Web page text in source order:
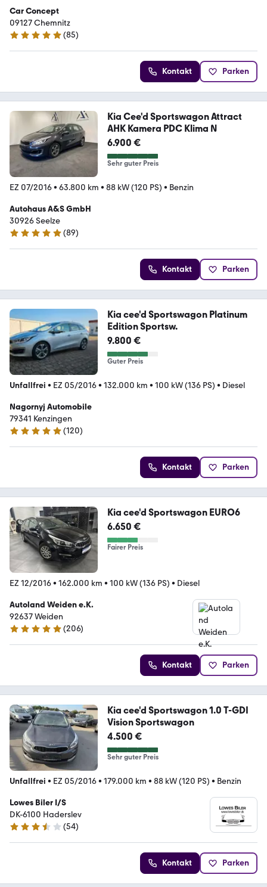
Car Concept
09127 Chemnitz
5 Sterne
(85)
Kontakt Parken
Kia Cee'd Sportswagon Attract
AHK Kamera PDC Klima N
6.900 €
Sehr guter Preis
EZ 07/2016• 63.800 km • 88 kW (120 PS) • Benzin
Autohaus A&S GmbH
30926 Seelze
4.8 Sterne
(89)
Kontakt Parken
Kia cee'd Sportswagon Platinum
Edition Sportsw.
9.800 €
Guter Preis
Unfallfrei • EZ 05/2016• 132.000 km • 100 kW (136 PS) • Diesel
Nagornyj Automobile
79341 Kenzingen
5 Sterne
(120)
Kontakt Parken
Kia cee'd Sportswagon EURO6
6.650 €
Fairer Preis
EZ 12/2016• 162.000 km • 100 kW (136 PS) • Diesel
Autoland Weiden e.K.
92637 Weiden
4.8 Sterne
(206)
Kontakt Parken
Kia cee'd Sportswagon 1.0 T-GDI
Vision Sportswagon
4.500 €
Sehr guter Preis
Unfallfrei • EZ 05/2016• 179.000 km • 88 kW (120 PS) • Benzin
Lowes Biler I/S
DK-6100 Haderslev
3.6 Sterne
(54)
Kontakt Parken